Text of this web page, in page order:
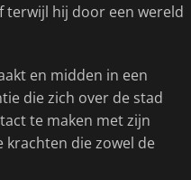
terwijl hij door een wereld
en midden in een
die zich over de stad
te maken met zijn
die zowel de